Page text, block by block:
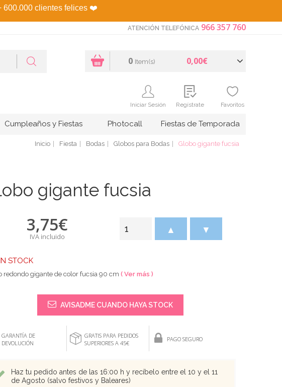
600.000 clientes felices ❤️
ATENCIÓN TELEFÓNICA 966 357 760
0 Item(s) 0,00€
Iniciar Sesión Regístrate Favoritos
Cumpleaños y Fiestas Photocall Fiestas de Temporada
Inicio Fiesta Bodas Globos para Bodas Globo gigante fucsia
gigante fucsia
3,75€
IVA incluido
STOCK
▲ ▼
redondo gigante de color fucsia 90 cm ( Ver más )
AVISADME CUANDO HAYA STOCK
GARANTÍA DE
DEVOLUCIÓN
GRATIS PARA PEDIDOS
SUPERIORES A 45€
PAGO SEGURO
Haz tu pedido antes de las 16:00 h y recíbelo entre el 10 y el 11
de Agosto (salvo festivos y Baleares)